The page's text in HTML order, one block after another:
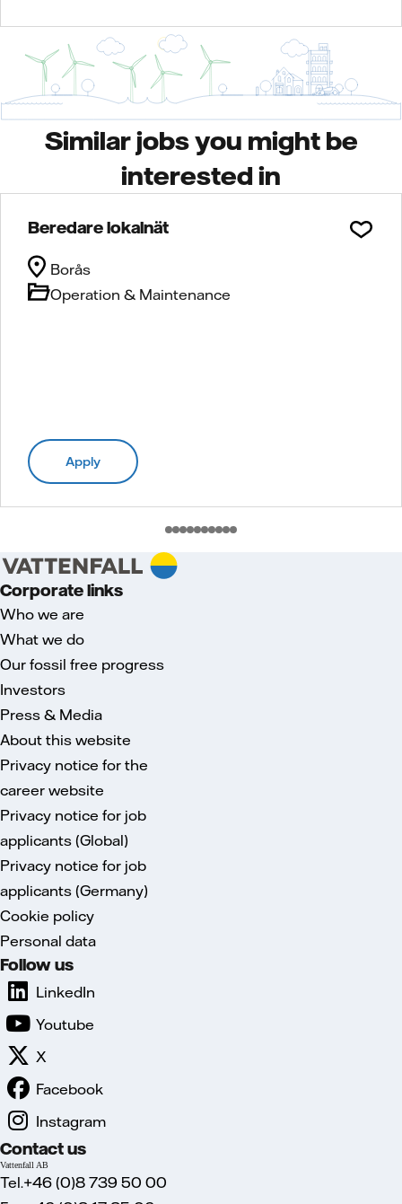
Similar jobs you might be
interested in
Beredare lokalnät
Operation & Maintenance
Borås
Apply
Corporate links
Who we are
What we do
Our fossil free progress
Investors
Press & Media
About this website
Privacy notice for the
career website
Privacy notice for job
applicants (Global)
Privacy notice for job
applicants (Germany)
Cookie policy
Personal data
Follow us
LinkedIn
Youtube
X
Facebook
Instagram
Contact us
Vattenfall AB
Tel.+46 (0)8 739 50 00